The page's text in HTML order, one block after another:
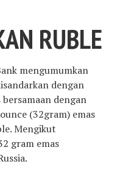
RUBLE
mengumumkan
dengan
dengan
(32gram) emas
Mengikut
gram emas